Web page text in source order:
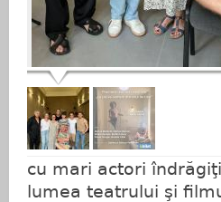
cu mari actori
lumea teatrului şi